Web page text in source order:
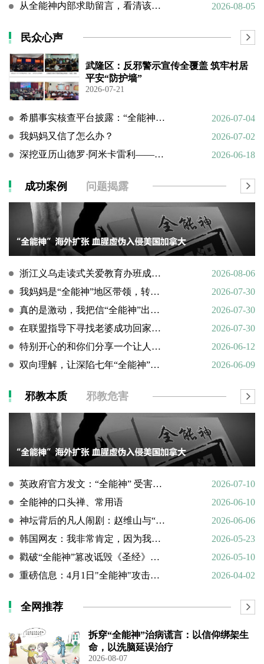
从全能神内部求助留言，看清该邪教扭曲的相处环境与常态化的精神 PUA
2026-08-05
民众心声
武隆区：反邪警示宣传全覆盖 筑牢村居
平安“防护墙”
2026-07-21
希腊事实核查平台披露：“全能神”邪教借AI技术向欧洲渗透
2026-07-04
我妈妈又信了怎么办？
2026-07-02
深挖亚历山德罗·阿米卡雷利——一个邪教组织的国际帮凶
2026-06-18
成功案例 问题揭露
浙江义乌走读式关爱教育办班成功转化9名“全能神”“全范围教会”等邪教人员
2026-08-06
我妈妈是“全能神”地区带领，转化情况好转
2026-07-30
真的是激动，我把信“全能神”出走的老婆找了回来
2026-07-30
在联盟指导下寻找老婆成功回家回顾
2026-07-30
特别开心的和你们分享一个让人欣慰的好消息
2026-06-12
双向理解，让深陷七年“全能神”的母亲彻底醒悟
2026-06-09
邪教本质 邪教危害
英政府官方发文：“全能神” 受害说辞不实，英国拒为邪教提供庇护
2026-07-10
全能神的口头禅、常用语
2026-06-10
神坛背后的凡人闹剧：赵维山与“女基督”杨向斌的隐秘家庭史
2026-06-06
韩国网友：我非常肯定，因为我亲眼所见。
2026-05-23
戳破“全能神”篡改诋毁《圣经》的荒谬本质
2026-05-10
重磅信息：4月1日"全能神"攻击天主教
2026-04-02
全网推荐
拆穿“全能神”治病谎言：以信仰绑架生
命，以洗脑延误治疗
2026-08-07